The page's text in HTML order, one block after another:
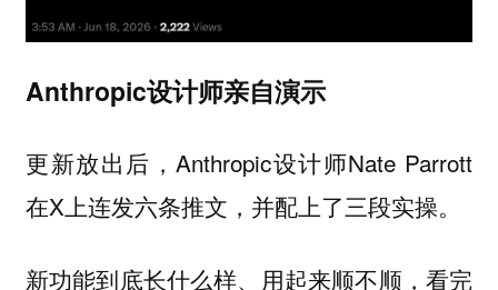
Anthropic设计师亲自演示
更新放出后，Anthropic设计师Nate Parrott
在X上连发六条推文，并配上了三段实操。
新功能到底长什么样、用起来顺不顺，看完